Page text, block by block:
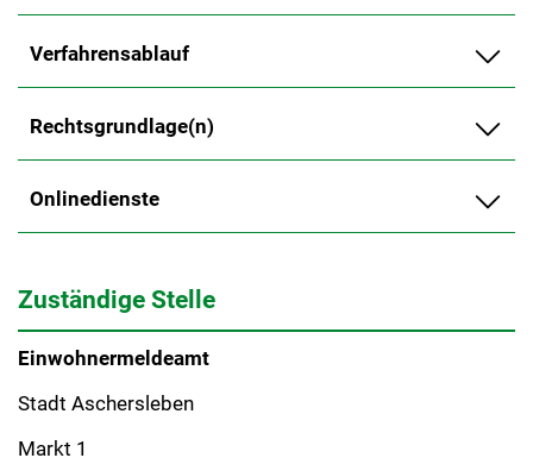
Verfahrensablauf
Rechtsgrundlage(n)
Onlinedienste
Zuständige Stelle
Einwohnermeldeamt
Stadt Aschersleben
Markt 1